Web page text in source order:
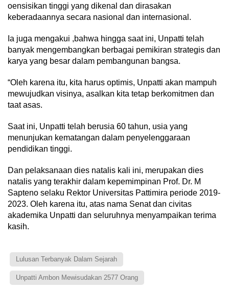
oensisikan tinggi yang dikenal dan dirasakan
keberadaannya secara nasional dan internasional.
Ia juga mengakui ,bahwa hingga saat ini, Unpatti telah
banyak mengembangkan berbagai pemikiran strategis dan
karya yang besar dalam pembangunan bangsa.
“Oleh karena itu, kita harus optimis, Unpatti akan mampuh
mewujudkan visinya, asalkan kita tetap berkomitmen dan
taat asas.
Saat ini, Unpatti telah berusia 60 tahun, usia yang
menunjukan kematangan dalam penyelenggaraan
pendidikan tinggi.
Dan pelaksanaan dies natalis kali ini, merupakan dies
natalis yang terakhir dalam kepemimpinan Prof. Dr. M
Sapteno selaku Rektor Universitas Pattimira periode 2019-
2023. Oleh karena itu, atas nama Senat dan civitas
akademika Unpatti dan seluruhnya menyampaikan terima
kasih.
Lulusan Terbanyak Dalam Sejarah
Unpatti Ambon Mewisudakan 2577 Orang